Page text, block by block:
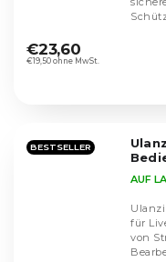
durchschnittliche
Produktbewertung
Sternen.
€19,50 ohne MwSt.
€23,60
BESTSELLER
AUF
für
von